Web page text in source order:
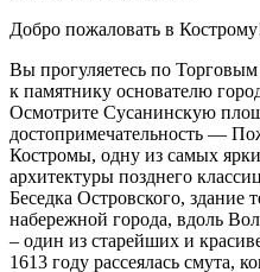
Добро пожаловать в
Вы прогуляетесь по
к памятнику основателю
Осмотрите Сусанинскую
достопримечательность —
Костромы, одну из самых
архитектуры позднего
Беседка Островского, здание
набережной города, вдоль
– один из старейших и
1613 году рассеялась смута,